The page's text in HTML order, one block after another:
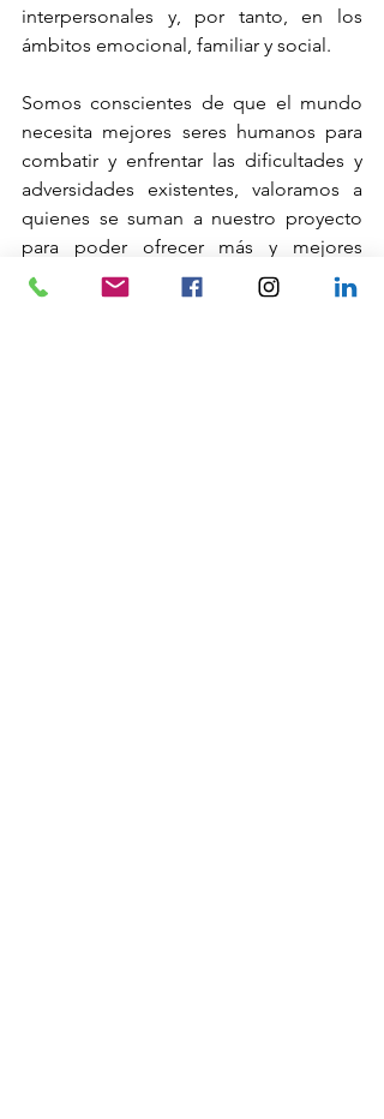
interpersonales y, por tanto, en los
ámbitos emocional, familiar y social.
Somos conscientes de que el mundo
necesita mejores seres humanos para
combatir y enfrentar las dificultades y
adversidades existentes, valoramos a
quienes se suman a nuestro proyecto
para poder ofrecer más y mejores
oportunidades de desarrollo a
adolescentes y jóvenes de escasos